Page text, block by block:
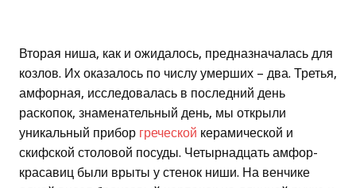
Вторая ниша, как и ожидалось, предназначалась для
козлов. Их оказалось по числу умерших – два. Третья,
амфорная, исследовалась в последний день
раскопок, знаменательный день, мы открыли
уникальный прибор греческой керамической и
скифской столовой посуды. Четырнадцать амфор-
красавиц были врыты у стенок ниши. На венчике